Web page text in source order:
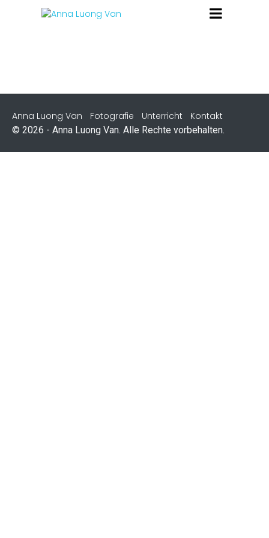
Anna Luong Van Fotografie Unterricht Kontakt
© 2026 - Anna Luong Van. Alle Rechte vorbehalten.